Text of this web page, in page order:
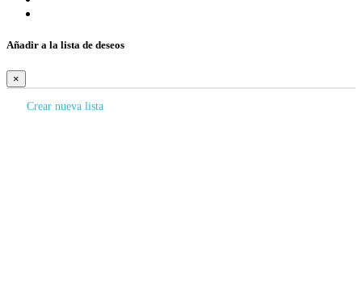
Añadir a la lista de deseos
×
Crear nueva lista